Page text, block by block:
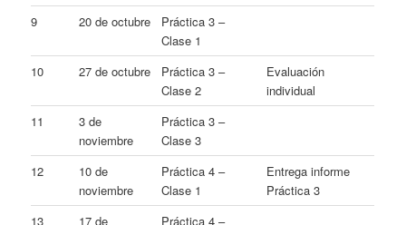
9
20 de octubre
Práctica 3 –
Clase 1
10
27 de octubre
Práctica 3 –
Clase 2
Evaluación
individual
11
3 de
noviembre
Práctica 3 –
Clase 3
12
10 de
noviembre
Práctica 4 –
Clase 1
Entrega informe
Práctica 3
13
17 de Práctica 4 –